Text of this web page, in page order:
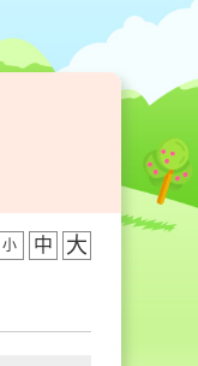
小 中 大